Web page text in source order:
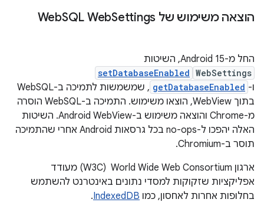
הוצאה משימוש של Web SQL WebSettings
החל מ-Android 15, השיטות
WebSettings
setDatabaseEnabled
ו- getDatabaseEnabled
, שמשמשות לתמיכה ב-WebSQL
בתוך WebView, הוצאו משימוש. התמיכה ב-WebSQL הוסרה
מ-Chrome והוצאה משימוש ב-Android WebView. השיטות
האלה יהפכו ל-no-ops בכל גרסאות Android אחרי שהתמיכה
תוסר ב-Chromium.
ארגון World Wide Web Consortium ‏ (W3C) מעודד
אפליקציות שזקוקות למסדי נתונים באינטרנט להשתמש
בחלופות אחרות לאחסון, כמו IndexedDB
.